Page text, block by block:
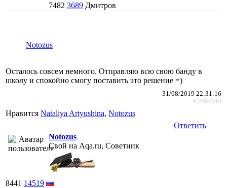
7482 3689 Дмитров
Notozus
Осталось совсем немного. Отправляю всю свою банду в
школу и спокойно смогу поставить это решение =)
31/08/2019 22:31:16
#2669540
Нравится Nataliya Artyushina, Notozus
Ответить
Notozus
Свой на Aqa.ru, Советник
8441 14519